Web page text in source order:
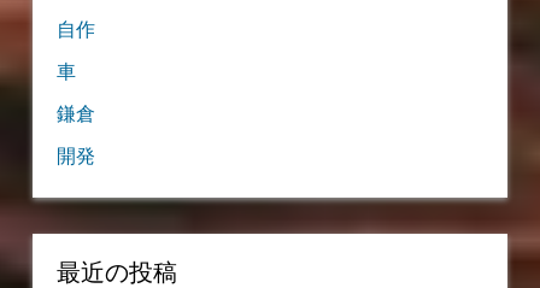
自作
車
鎌倉
開発
最近の投稿